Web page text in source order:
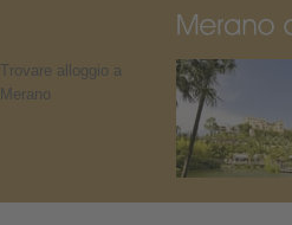
Trovare alloggio a
Merano